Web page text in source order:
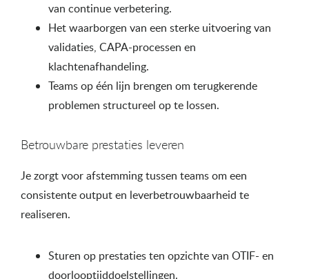
van continue verbetering.
Het waarborgen van een sterke uitvoering van
validaties, CAPA-processen en
klachtenafhandeling.
Teams op één lijn brengen om terugkerende
problemen structureel op te lossen.
Betrouwbare prestaties leveren
Je zorgt voor afstemming tussen teams om een
consistente output en leverbetrouwbaarheid te
realiseren.
Sturen op prestaties ten opzichte van OTIF- en
doorlooptijddoelstellingen.